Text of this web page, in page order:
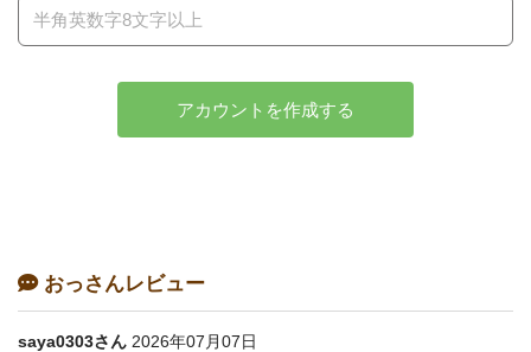
おっさんレビュー
saya0303さん 2026年07月07日